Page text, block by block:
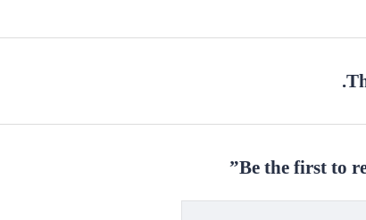
Be the first to